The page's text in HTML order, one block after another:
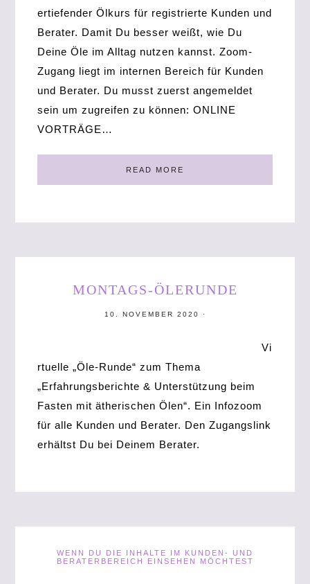
ertiefender Ölkurs für registrierte Kunden und
Berater. Damit Du besser weißt, wie Du
Deine Öle im Alltag nutzen kannst. Zoom-
Zugang liegt im internen Bereich für Kunden
und Berater. Du musst zuerst angemeldet
sein um zugreifen zu können: ONLINE
VORTRÄGE…
READ MORE
MONTAGS-ÖLERUNDE
10. NOVEMBER 2020 ·
Vi
rtuelle „Öle-Runde“ zum Thema
„Erfahrungsberichte & Unterstützung beim
Fasten mit ätherischen Ölen“. Ein Infozoom
für alle Kunden und Berater. Den Zugangslink
erhältst Du bei Deinem Berater.
WENN DU DIE INHALTE IM KUNDEN- UND
BERATERBEREICH EINSEHEN MÖCHTEST